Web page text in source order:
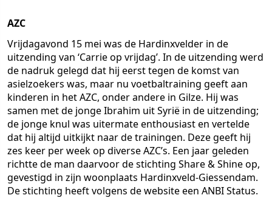
AZC
Vrijdagavond 15 mei was de Hardinxvelder in de
uitzending van ‘Carrie op vrijdag’. In de uitzending werd
de nadruk gelegd dat hij eerst tegen de komst van
asielzoekers was, maar nu voetbaltraining geeft aan
kinderen in het AZC, onder andere in Gilze. Hij was
samen met de jonge Ibrahim uit Syrië in de uitzending;
de jonge knul was uitermate enthousiast en vertelde
dat hij altijd uitkijkt naar de trainingen. Deze geeft hij
zes keer per week op diverse AZC’s. Een jaar geleden
richtte de man daarvoor de stichting Share & Shine op,
gevestigd in zijn woonplaats Hardinxveld-Giessendam.
De stichting heeft volgens de website een ANBI Status.